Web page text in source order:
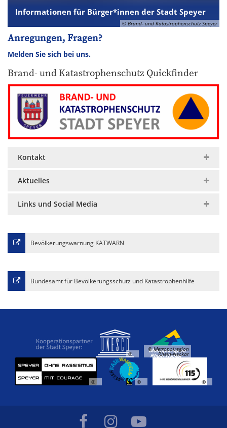
© Brand- und Katastrophenschutz Speyer
Informationen für Bürger*innen der Stadt Speyer
Anregungen, Fragen?
Melden Sie sich bei uns.
Brand- und Katastrophenschutz Quickfinder
Kontakt
Aktuelles
Links und Social Media
Bevölkerungswarnung KATWARN
Bundesamt für Bevölkerungsschutz und Katastrophenhilfe
©
© Metropolregion
Rhein-Neckar
© © ©